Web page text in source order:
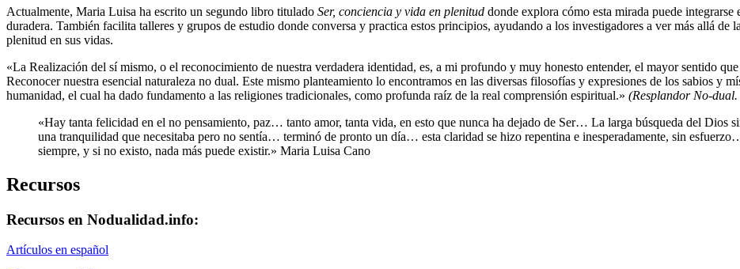
Actualmente, Maria Luisa ha escrito un segundo libro titulado Ser, conciencia y vida en plenitud donde explora cómo esta mirada puede
duradera. También facilita talleres y grupos de estudio donde conversa y practica estos principios, ayudando a los investigadores a ver más allá de
plenitud en sus vidas.
«La Realización del sí mismo, o el reconocimiento de nuestra verdadera identidad, es, a mi profundo y muy honesto entender, el mayor sentido
Reconocer nuestra esencial naturaleza no dual. Este mismo planteamiento lo encontramos en las diversas filosofías y expresiones de los sabios y
humanidad, el cual ha dado fundamento a las religiones tradicionales, como profunda raíz de la real comprensión espiritual.» (Resplandor No-
«Hay tanta felicidad en el no pensamiento, paz… tanto amor, tanta vida, en esto que nunca ha dejado de Ser… La larga búsqueda del Dios
una tranquilidad que necesitaba pero no sentía… terminó de pronto un día… esta claridad se hizo repentina e inesperadamente, sin
siempre, y si no existo, nada más puede existir.» Maria Luisa Cano
Recursos
Recursos en Nodualidad.info:
Artículos en español